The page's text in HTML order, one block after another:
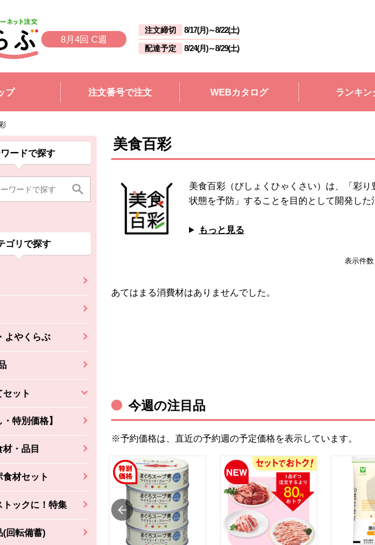
8月4回 C週
注文締切 8/17(月)～8/22(土)
配達予定
8/24(月)～8/29(土)
プ
注文番号で注文 WEBカタログ ランキン
検索メニューです。
ードで探す
ゴリで探す
よやくらぶ
セット
・特別価格】
材・品目
食材セット
トックに！特集
(回転備蓄)
ューここまで。
す。
向けメニューです。
ューここまで。
す。 美食百彩
美食百彩（びしょくひゃくさい）は、「彩
状態を予防」することを目的として開発した
もっと見る
表示件数
あてはまる消費材はありませんでした。
今週の注目品
※予約価格は、直近の予約週の予定価格を表示しています。